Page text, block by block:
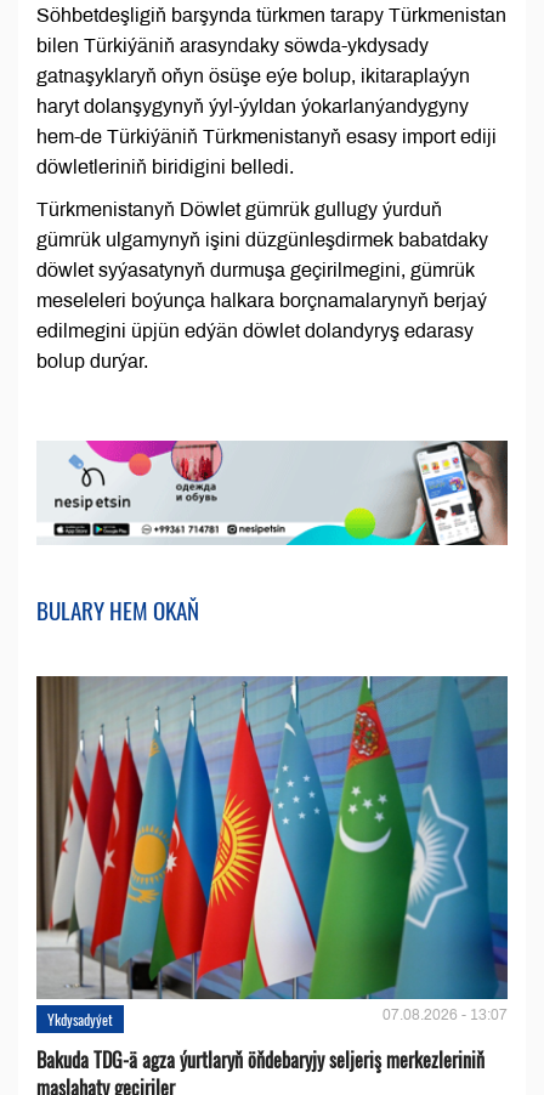
Söhbetdeşligiň barşynda türkmen tarapy Türkmenistan
bilen Türkiýäniň arasyndaky söwda-ykdysady
gatnaşyklaryň oňyn ösüşe eýe bolup, ikitaraplaýyn
haryt dolanşygynyň ýyl-ýyldan ýokarlanýandygyny
hem-de Türkiýäniň Türkmenistanyň esasy import ediji
döwletleriniň biridigini belledi.
Türkmenistanyň Döwlet gümrük gullugy ýurduň
gümrük ulgamynyň işini düzgünleşdirmek babatdaky
döwlet syýasatynyň durmuşa geçirilmegini, gümrük
meseleleri boýunça halkara borçnamalarynyň berjaý
edilmegini üpjün edýän döwlet dolandyryş edarasy
bolup durýar.
BULARY HEM OKAŇ
Ykdysadyýet 07.08.2026 - 13:07
Bakuda TDG-ä agza ýurtlaryň öňdebaryjy seljeriş merkezleriniň
maslahaty geçiriler